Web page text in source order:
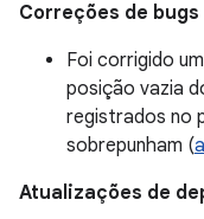
Correções de bugs
Foi corrigido
posição vazia
registrados no
sobrepunham (
Atualizações de